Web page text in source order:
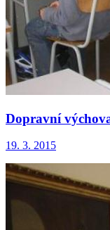
Dopravní
19. 3. 2015